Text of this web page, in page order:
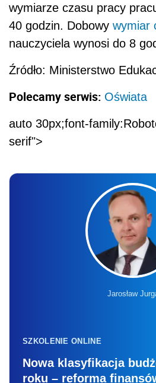
wymiarze czasu pracy
40 godzin. Dobowy wymiar
nauczyciela wynosi do 8
Źródło: Ministerstwo
Polecamy serwis: Oświata
auto 30px;font-
serif">
Jarosław
SZKOLENIE ONLINE
Nowa klasyfikacja
roku – reforma